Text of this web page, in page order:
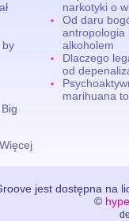
by
Więcej
narkotyki o
Od daru
antropologia
alkoholem
Dlaczego
od
marihuana
jest dostępna na
©